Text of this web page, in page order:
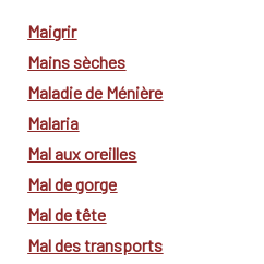
Maigrir
Mains sèches
Maladie de Ménière
Malaria
Mal aux oreilles
Mal de gorge
Mal de tête
Mal des transports